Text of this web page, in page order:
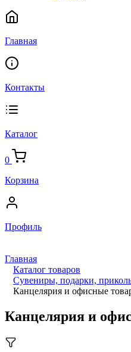
Главная
Контакты
Каталог
0
Корзина
Профиль
Главная
Каталог товаров
Сувениры, подарки,
Канцелярия и офисные
Канцелярия и